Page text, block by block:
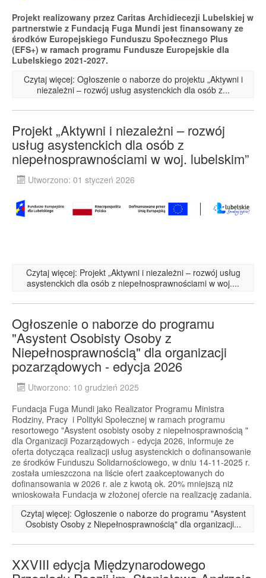
Projekt realizowany przez Caritas Archidiecezji Lubelskiej w
partnerstwie z Fundacją Fuga Mundi jest finansowany ze
środków Europejskiego Funduszu Społecznego Plus
(EFS+) w ramach programu Fundusze Europejskie dla
Lubelskiego 2021-2027.
Czytaj więcej: Ogłoszenie o naborze do projektu „Aktywni i
niezależni – rozwój usług asystenckich dla osób z...
Projekt „Aktywni i niezależni – rozwój
usług asystenckich dla osób z
niepełnosprawnościami w woj. lubelskim”
Utworzono: 01 styczeń 2026
Czytaj więcej: Projekt „Aktywni i niezależni – rozwój usług
asystenckich dla osób z niepełnosprawnościami w woj....
Ogłoszenie o naborze do programu
"Asystent Osobisty Osoby z
Niepełnosprawnością" dla organizacji
pozarządowych - edycja 2026
Utworzono: 10 grudzień 2025
Fundacja Fuga Mundi jako Realizator Programu Ministra
Rodziny, Pracy i Polityki Społecznej w ramach programu
resortowego "Asystent osobisty osoby z niepełnosprawnością "
dla Organizacji Pozarządowych - edycja 2026, informuje że
oferta dotycząca realizacji usług asystenckich o dofinansowanie
ze środków Funduszu Solidarnościowego, w dniu 14-11-2025 r.
została umieszczona na liście ofert zaakceptowanych do
dofinansowania w 2026 r. ale z kwotą ok. 20% mniejszą niż
wnioskowała Fundacja w złożonej ofercie na realizację zadania.
Czytaj więcej: Ogłoszenie o naborze do programu "Asystent
Osobisty Osoby z Niepełnosprawnością" dla organizacji...
XXVIII edycja Międzynarodowego